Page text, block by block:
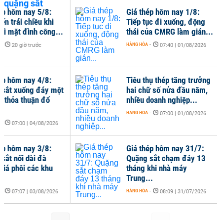
hôm nay 5/8:
trái chiều khi
mặt đình công...
20 giờ trước
hôm nay 4/8:
xuống đáy một
thỏa thuận đổ
07:00 | 04/08/2026
hôm nay 3/8:
nối dài đà
phôi các khu
07:07 | 03/08/2026
Giá thép hôm nay 1/8:
Tiếp tục đi xuống, động
thái của CMRG làm gián...
HÀNG HÓA 07:40 | 01/08/2026
Tiêu thụ thép tăng trưởng
hai chữ số nửa đầu năm,
nhiều doanh nghiệp...
HÀNG HÓA 07:00 | 01/08/2026
Giá thép hôm nay 31/7:
Quặng sắt chạm đáy 13
tháng khi nhà máy
Trung...
HÀNG HÓA 08:09 | 31/07/2026